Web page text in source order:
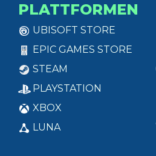
PLATTFORMEN
UBISOFT STORE
EPIC GAMES STORE
STEAM
PLAYSTATION
XBOX
LUNA